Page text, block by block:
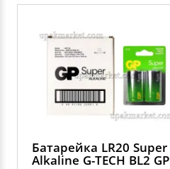
Батарейка LR20 Super
Alkaline G-TECH BL2 GP